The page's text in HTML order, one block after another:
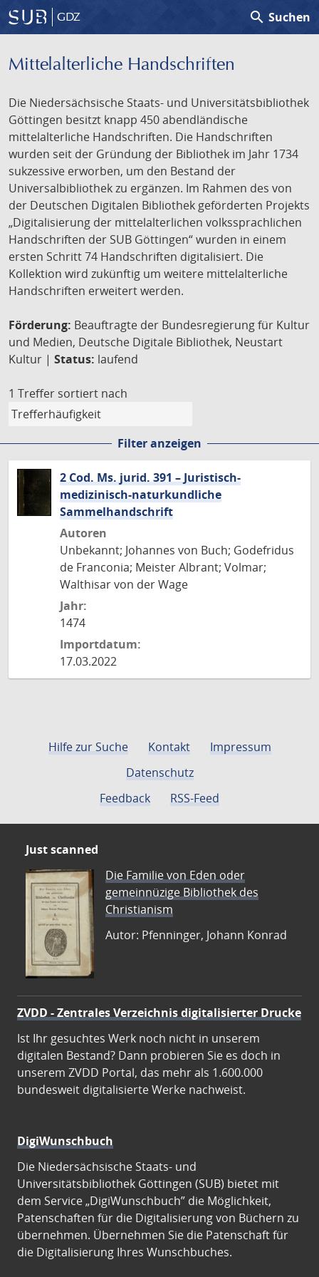
GDZ search Suchen
Mittelalterliche Handschriften
Die Niedersächsische Staats- und Universitätsbibliothek
Göttingen besitzt knapp 450 abendländische
mittelalterliche Handschriften. Die Handschriften
wurden seit der Gründung der Bibliothek im Jahr 1734
sukzessive erworben, um den Bestand der
Universalbibliothek zu ergänzen. Im Rahmen des von
der Deutschen Digitalen Bibliothek geförderten Projekts
„Digitalisierung der mittelalterlichen volkssprachlichen
Handschriften der SUB Göttingen“ wurden in einem
ersten Schritt 74 Handschriften digitalisiert. Die
Kollektion wird zukünftig um weitere mittelalterliche
Handschriften erweitert werden.
Förderung: Beauftragte der Bundesregierung für Kultur
und Medien, Deutsche Digitale Bibliothek, Neustart
Kultur | Status: laufend
1 Treffer sortiert nach
Filter anzeigen
2 Cod. Ms. jurid. 391 – Juristisch-
medizinisch-naturkundliche
Sammelhandschrift
Autoren
Unbekannt; Johannes von Buch; Godefridus
de Franconia; Meister Albrant; Volmar;
Walthisar von der Wage
Jahr:
1474
Importdatum:
17.03.2022
Hilfe zur Suche Kontakt
Impressum
Datenschutz
Feedback
RSS-Feed
Just scanned
Die Familie von Eden oder
gemeinnüzige Bibliothek des
Christianism
Autor: Pfenninger, Johann Konrad
ZVDD - Zentrales Verzeichnis digitalisierter Drucke
Ist Ihr gesuchtes Werk noch nicht in unserem
digitalen Bestand? Dann probieren Sie es doch in
unserem ZVDD Portal, das mehr als 1.600.000
bundesweit digitalisierte Werke nachweist.
DigiWunschbuch
Die Niedersächsische Staats- und
Universitätsbibliothek Göttingen (SUB) bietet mit
dem Service „DigiWunschbuch” die Möglichkeit,
Patenschaften für die Digitalisierung von Büchern zu
übernehmen. Übernehmen Sie die Patenschaft für
die Digitalisierung Ihres Wunschbuches.